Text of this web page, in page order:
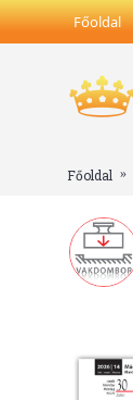
Főoldal
Főoldal